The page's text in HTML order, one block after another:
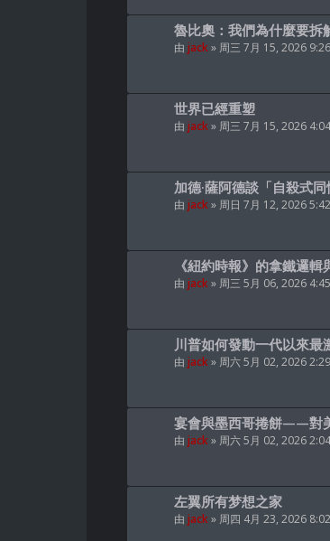
魯比奧：我們為什麼要拆
由 jack» 周三 7月 15, 2026
世界已經重塑
由 jack» 周三 7月 15, 2026
加德·薩阿德談「自殺式
由 jack» 周日 7月 12, 2026
《紐約時報》的拿鐵邏輯
由 jack» 周三 5月 06, 2026
川普如何發動一代以來
由 jack» 周六 5月 02, 2026
宴會與墨西哥捲餅——對
由 jack» 周六 5月 02, 2026
左翼所有梦想之家
由 jack» 周四 4月 23, 2026